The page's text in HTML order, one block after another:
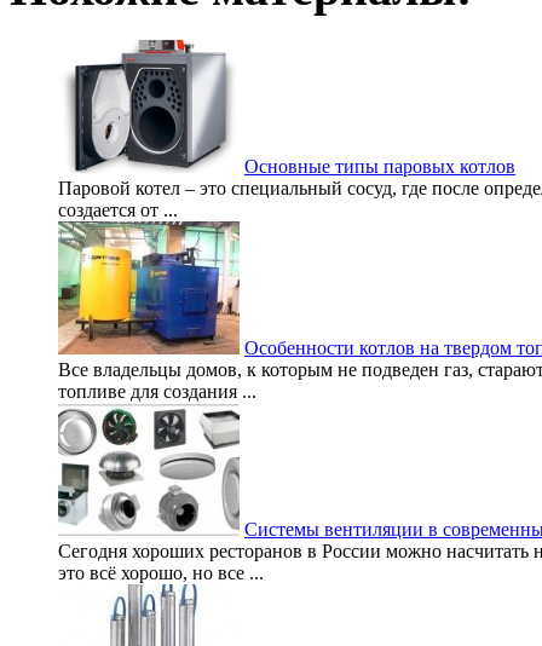
Основные типы паровых котлов
Паровой котел – это специальный сосуд, где после
создается от ...
Особенности котлов на твердом
Все владельцы домов, к которым не подведен газ,
топливе для создания ...
Системы вентиляции в
Сегодня хороших ресторанов в России можно
это всё хорошо, но все ...